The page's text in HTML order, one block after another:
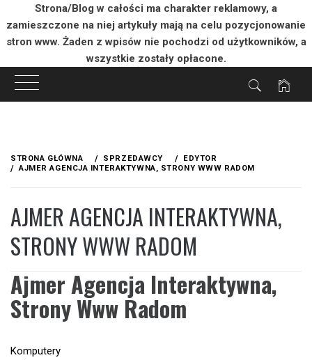
Strona/Blog w całości ma charakter reklamowy, a
zamieszczone na niej artykuły mają na celu pozycjonowanie
stron www. Żaden z wpisów nie pochodzi od użytkowników, a
wszystkie zostały opłacone.
treści
STRONA GŁÓWNA SPRZEDAWCY
EDYTOR
AJMER AGENCJA INTERAKTYWNA, STRONY WWW RADOM
AJMER AGENCJA INTERAKTYWNA,
STRONY WWW RADOM
Ajmer Agencja Interaktywna,
Strony Www Radom
Komputery